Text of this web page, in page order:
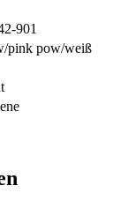
901
pink pow/weiß